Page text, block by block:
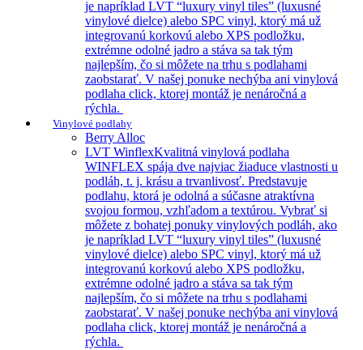
je napríklad LVT “luxury vinyl tiles” (luxusné
vinylové dielce) alebo SPC vinyl, ktorý má už
integrovanú korkovú alebo XPS podložku,
extrémne odolné jadro a stáva sa tak tým
najlepším, čo si môžete na trhu s podlahami
zaobstarať. V našej ponuke nechýba ani vinylová
podlaha click, ktorej montáž je nenáročná a
rýchla.
Vinylové podlahy
Berry Alloc
LVT WinflexKvalitná vinylová podlaha
WINFLEX spája dve najviac žiaduce vlastnosti u
podláh, t. j. krásu a trvanlivosť. Predstavuje
podlahu, ktorá je odolná a súčasne atraktívna
svojou formou, vzhľadom a textúrou. Vybrať si
môžete z bohatej ponuky vinylových podláh, ako
je napríklad LVT “luxury vinyl tiles” (luxusné
vinylové dielce) alebo SPC vinyl, ktorý má už
integrovanú korkovú alebo XPS podložku,
extrémne odolné jadro a stáva sa tak tým
najlepším, čo si môžete na trhu s podlahami
zaobstarať. V našej ponuke nechýba ani vinylová
podlaha click, ktorej montáž je nenáročná a
rýchla.